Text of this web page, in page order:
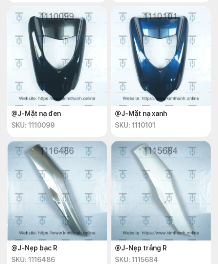
@J-Mặt nạ đen
SKU: 1110099
@J-Mặt nạ xanh
SKU: 1110101
@J-Nẹp bạc R
SKU: 1116486
@J-Nẹp trắng R
SKU: 1115684